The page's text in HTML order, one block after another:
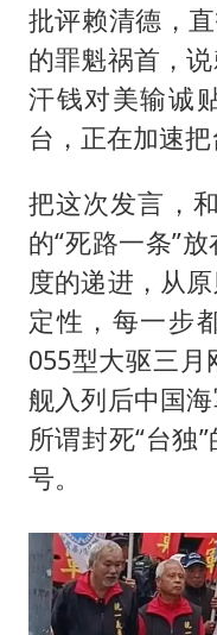
批评赖清德，
的罪魁祸首，
汗钱对美输诚
台，正在加速把
把这次发言，
的“死路一条”
度的递进，从
定性，每一步
055型大驱三
舰入列后中国
所谓封死“台独
号。